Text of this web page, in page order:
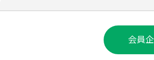
会員